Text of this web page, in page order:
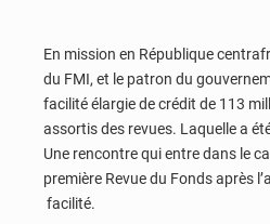
En mission en République
du FMI, et le patron du
facilité élargie de crédit de 113
assortis des revues. Laquelle a
Une rencontre qui entre dans le
première Revue du Fonds après
facilité.